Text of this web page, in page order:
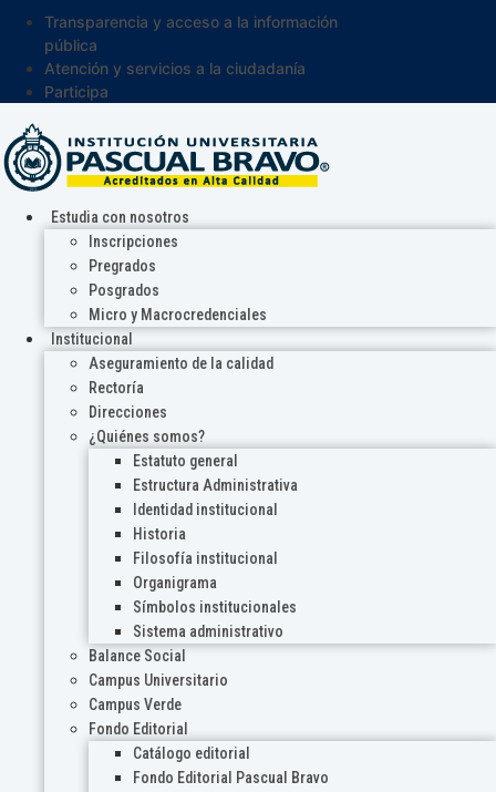
Transparencia y acceso a la información
pública
Atención y servicios a la ciudadanía
Participa
Estudia con nosotros
Inscripciones
Pregrados
Posgrados
Micro y Macrocredenciales
Institucional
Aseguramiento de la calidad
Rectoría
Direcciones
¿Quiénes somos?
Estatuto general
Estructura Administrativa
Identidad institucional
Historia
Filosofía institucional
Organigrama
Símbolos institucionales
Sistema administrativo
Balance Social
Campus Universitario
Campus Verde
Fondo Editorial
Catálogo editorial
Fondo Editorial Pascual Bravo